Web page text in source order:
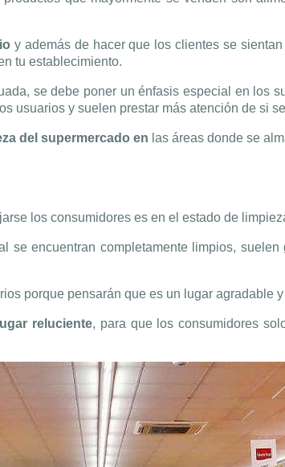
y además de hacer que los clientes se
tu establecimiento.
se debe poner un énfasis especial en los
usuarios y suelen prestar más atención de si
del supermercado en las áreas donde se
los consumidores es en el estado de
se encuentran completamente limpios,
porque pensarán que es un lugar agradable
reluciente, para que los consumidores